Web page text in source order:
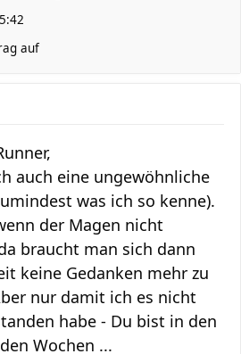
auf
auch eine ungewöhnliche
was ich so kenne).
der Magen nicht
braucht man sich dann
keine Gedanken mehr zu
nur damit ich es nicht
habe - Du bist in den
Wochen ...